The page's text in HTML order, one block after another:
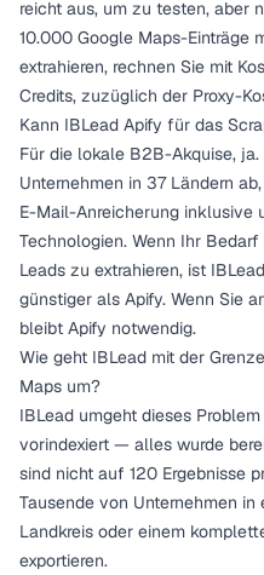
reicht aus, um zu testen, aber
10.000 Google Maps-Einträge
extrahieren, rechnen Sie mit
Credits, zuzüglich der Proxy-
Kann IBLead Apify für das
Für die lokale B2B-Akquise,
Unternehmen in 37 Ländern
E-Mail-Anreicherung inklusive
Technologien. Wenn Ihr
Leads zu extrahieren, ist
günstiger als Apify. Wenn Sie
bleibt Apify notwendig.
Wie geht IBLead mit der
Maps um?
IBLead umgeht dieses
vorindexiert — alles wurde
sind nicht auf 120 Ergebnisse
Tausende von Unternehmen
Landkreis oder einem
exportieren.